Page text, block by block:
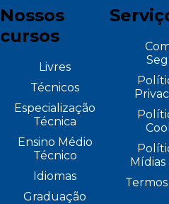
Nossos
cursos
Livres
Técnicos
Especialização
Técnica
Ensino Médio
Técnico
Idiomas
Graduação
Mídias